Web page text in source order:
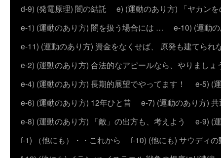
d-9) (発電原理) 闇の結託
e) (運動のあり方) 「ヤカン
e-1) (運動のあり方) 闇を扱う場合には …
e-10) (運動
e-11) (運動のあり方) 資金をなくせば、 原発も建てられ
e-2) (運動のあり方) 合法的なアピールなら、やりましょ
e-4) (運動のあり方) 長期的展望でやってます！
e-5) (
e-6) (運動のあり方) 12年ひと昔
e-7) (運動のあり方)
e-8) (運動のあり方) 「敵」の出方も、考えよう
e-9) (
f-1) （他にも）・・これから
f-10) (他にも) サウディの